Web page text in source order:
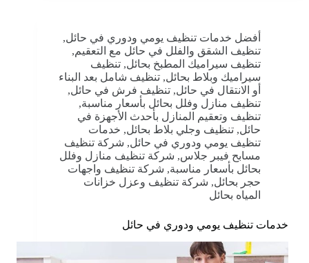
أفضل خدمات تنظيف يومي ودوري في حائل,
تنظيف الشقق والفلل في حائل مع التعقيم,
تنظيف سيراميك المطبخ بحائل, تنظيف
سيراميك وبلاط بحائل, تنظيف شامل بعد البناء
أو الانتقال في حائل, تنظيف فرش في حائل,
تنظيف منازل وفلل بحائل بأسعار مناسبة,
تنظيف وتعقيم المنازل بأحدث الأجهزة في
حائل, تنظيف وجلي بلاط بحائل, خدمات
تنظيف يومي ودوري في حائل, شركة تنظيف
مسابح فيبر جلاس, شركة تنظيف منازل وفلل
بحائل بأسعار مناسبة, شركة تنظيف واجهات
حجر بحائل, شركة تنظيف وعزل خزانات
المياه بحائل
خدمات تنظيف يومي ودوري في حائل